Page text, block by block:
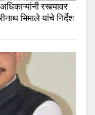
रस्त्यावर
भिमाले यांचे निर्देश